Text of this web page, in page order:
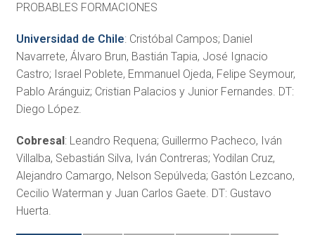
PROBABLES FORMACIONES
Universidad de Chile: Cristóbal Campos; Daniel
Navarrete, Álvaro Brun, Bastián Tapia, José Ignacio
Castro; Israel Poblete, Emmanuel Ojeda, Felipe Seymour,
Pablo Aránguiz; Cristian Palacios y Junior Fernandes. DT:
Diego López.
Cobresal : Leandro Requena; Guillermo Pacheco, Iván
Villalba, Sebastián Silva, Iván Contreras; Yodilan Cruz,
Alejandro Camargo, Nelson Sepúlveda; Gastón Lezcano,
Cecilio Waterman y Juan Carlos Gaete. DT: Gustavo
Huerta.